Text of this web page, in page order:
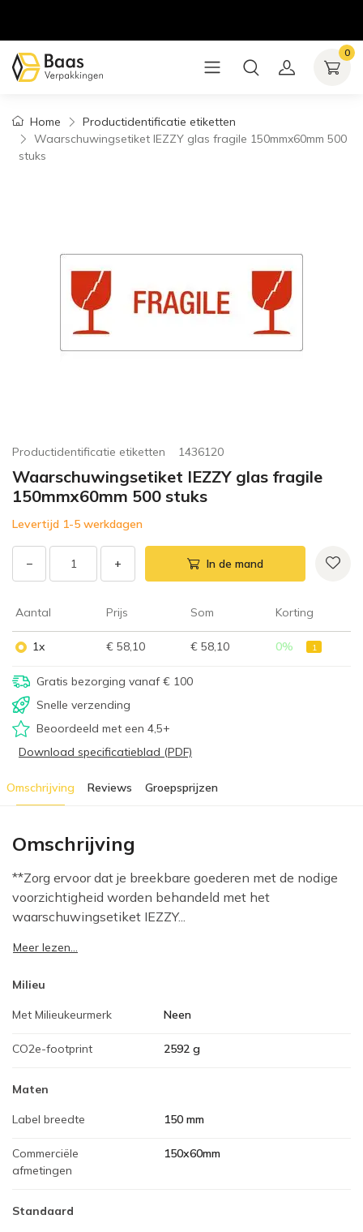
0
Home
Productidentificatie etiketten
Waarschuwingsetiket IEZZY glas fragile 150mmx60mm 500
stuks
Productidentificatie etiketten 1436120
Waarschuwingsetiket IEZZY glas fragile
150mmx60mm 500 stuks
Levertijd 1-5 werkdagen
− + In de mand
Aantal Prijs Som Korting
1x € 58,10 € 58,10 0% 1
Gratis bezorging vanaf € 100
Snelle verzending
Beoordeeld met een 4,5+
Download specificatieblad (PDF)
Omschrijving Reviews Groepsprijzen
Omschrijving
**Zorg ervoor dat je breekbare goederen met de nodige
voorzichtigheid worden behandeld met het
waarschuwingsetiket IEZZY...
Meer lezen...
Milieu
Met Milieukeurmerk Neen
CO2e-footprint 2592 g
Maten
Label breedte 150 mm
Commerciële
afmetingen
150x60mm
Standaard